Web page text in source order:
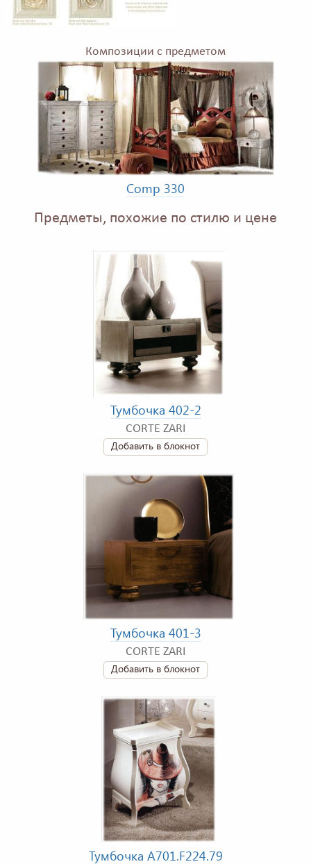
Композиции с предметом
Comp 330
Предметы, похожие по стилю и цене
Тумбочка 402-2
CORTE ZARI
Добавить в блокнот
Тумбочка 401-3
CORTE ZARI
Добавить в блокнот
Тумбочка A701.F224.79